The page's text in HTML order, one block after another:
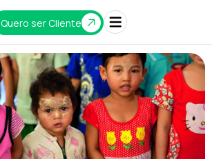
Quero ser Cliente